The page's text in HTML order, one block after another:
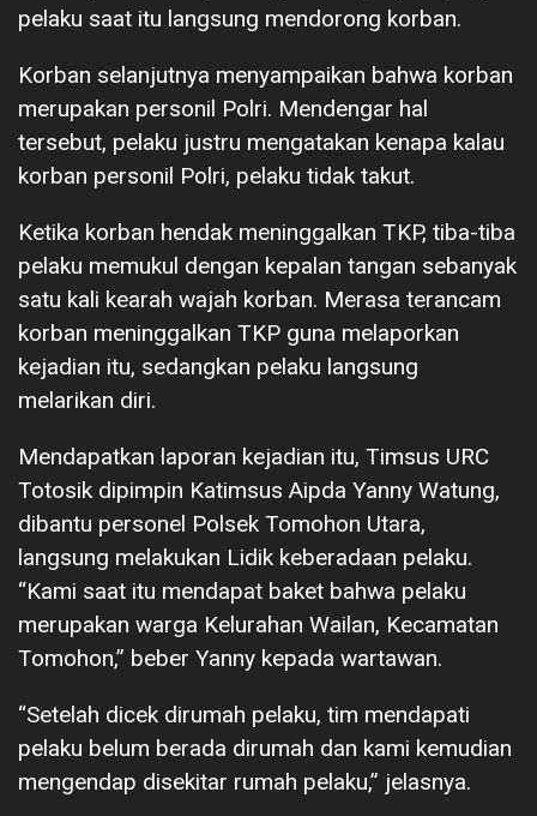
pelaku saat itu langsung mendorong korban.
Korban selanjutnya menyampaikan bahwa korban
merupakan personil Polri. Mendengar hal
tersebut, pelaku justru mengatakan kenapa kalau
korban personil Polri, pelaku tidak takut.
Ketika korban hendak meninggalkan TKP, tiba-tiba
pelaku memukul dengan kepalan tangan sebanyak
satu kali kearah wajah korban. Merasa terancam
korban meninggalkan TKP guna melaporkan
kejadian itu, sedangkan pelaku langsung
melarikan diri.
Mendapatkan laporan kejadian itu, Timsus URC
Totosik dipimpin Katimsus Aipda Yanny Watung,
dibantu personel Polsek Tomohon Utara,
langsung melakukan Lidik keberadaan pelaku.
“Kami saat itu mendapat baket bahwa pelaku
merupakan warga Kelurahan Wailan, Kecamatan
Tomohon,” beber Yanny kepada wartawan.
“Setelah dicek dirumah pelaku, tim mendapati
pelaku belum berada dirumah dan kami kemudian
mengendap disekitar rumah pelaku,” jelasnya.